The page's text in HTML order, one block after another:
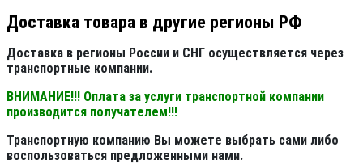
Доставка товара в другие регионы РФ
Доставка в регионы России и СНГ осуществляется через
транспортные компании.
ВНИМАНИЕ!!! Оплата за услуги транспортной компании
производится получателем!!!
Транспортную компанию Вы можете выбрать сами либо
воспользоваться предложенными нами.